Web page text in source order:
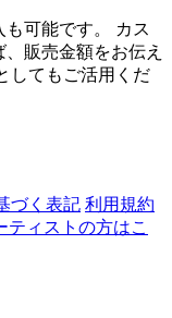
可能です。 カス
販売金額をお伝え
してもご活用くだ
づく表記 利用規約
ティストの方はこ